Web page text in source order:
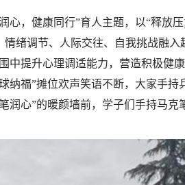
心，健康同行”育人主题，以“释放
绪调节、人际交往、自我挑战融入
提升心理调适能力，营造积极健康
纳福”摊位欢声笑语不断，大家手持
润心”的暖颜墙前，学子们手持马克